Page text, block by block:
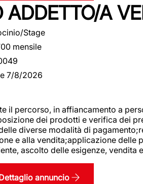
ADDETTO/A
Stage
mensile
7/8/2026
il percorso, in affiancamento a
dei prodotti e verifica dei
diverse modalità di
e alla vendita;applicazione
ascolto delle esigenze, vendita
annuncio